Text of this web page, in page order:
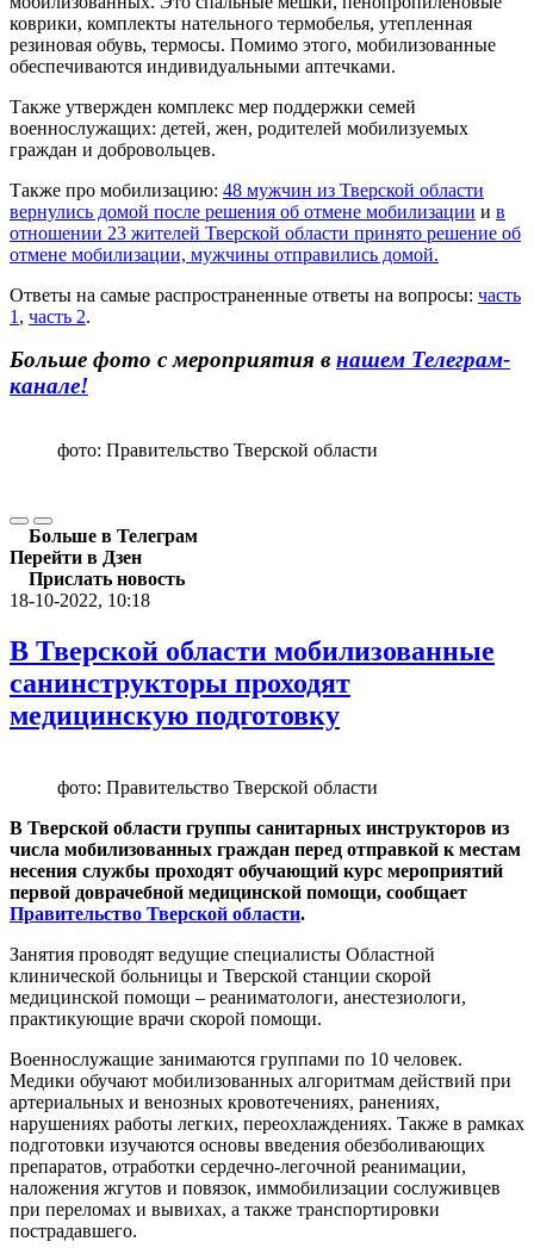
коврики, комплекты нательного термобелья, утепленная
резиновая обувь, термосы. Помимо этого, мобилизованные
обеспечиваются индивидуальными аптечками.
Также утвержден комплекс мер поддержки семей
военнослужащих: детей, жен, родителей мобилизуемых
граждан и добровольцев.
Также про мобилизацию: 48 мужчин из Тверской области
вернулись домой после решения об отмене мобилизации и в
отношении 23 жителей Тверской области принято решение об
отмене мобилизации, мужчины отправились домой.
Ответы на самые распространенные ответы на вопросы: часть
1 , часть 2.
Больше фото с мероприятия в нашем Телеграм-
канале!
фото: Правительство Тверской области
Больше в Телеграм
Перейти в Дзен
Прислать новость
18-10-2022, 10:18
В Тверской области мобилизованные
санинструкторы проходят
медицинскую подготовку
фото: Правительство Тверской области
В Тверской области группы санитарных инструкторов из
числа мобилизованных граждан перед отправкой к местам
несения службы проходят обучающий курс мероприятий
первой доврачебной медицинской помощи, сообщает
Правительство Тверской области.
Занятия проводят ведущие специалисты Областной
клинической больницы и Тверской станции скорой
медицинской помощи – реаниматологи, анестезиологи,
практикующие врачи скорой помощи.
Военнослужащие занимаются группами по 10 человек.
Медики обучают мобилизованных алгоритмам действий при
артериальных и венозных кровотечениях, ранениях,
нарушениях работы легких, переохлаждениях. Также в рамках
подготовки изучаются основы введения обезболивающих
препаратов, отработки сердечно-легочной реанимации,
наложения жгутов и повязок, иммобилизации сослуживцев
при переломах и вывихах, а также транспортировки
пострадавшего.